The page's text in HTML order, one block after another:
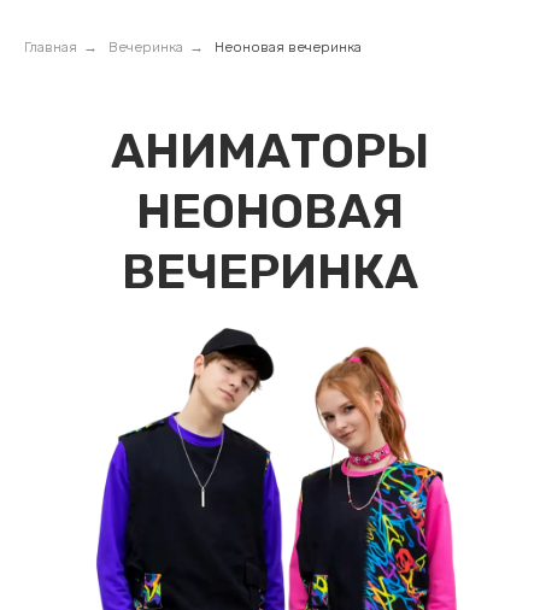
Главная → Вечеринка → Неоновая вечеринка
АНИМАТОРЫ
НЕОНОВАЯ
ВЕЧЕРИНКА